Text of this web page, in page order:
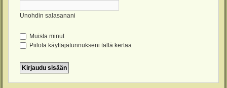
Unohdin salasanani
Muista minut
Piilota käyttäjätunnukseni tällä kertaa